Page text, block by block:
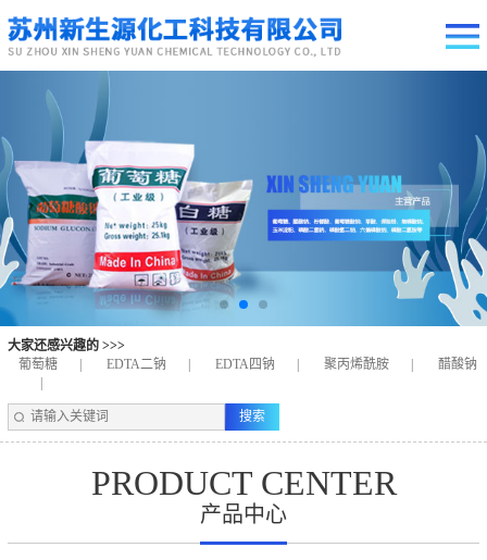
大家还感兴趣的 >>>
葡萄糖
| EDTA二钠 | EDTA四钠 | 聚丙烯酰胺 |
醋酸钠
|
PRODUCT CENTER
产品中心